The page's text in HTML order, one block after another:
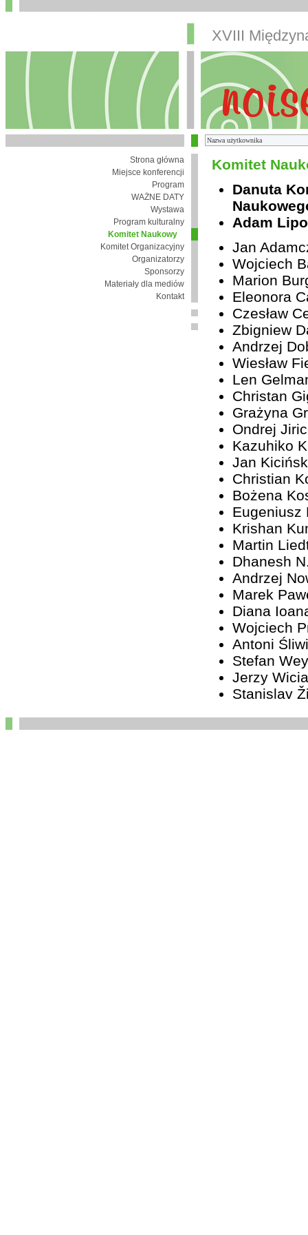
XVIII
Strona główna
Miejsce konferencji
Program
WAŻNE DATY
Wystawa
Program kulturalny
Komitet Naukowy
Komitet Organizacyjny
Organizatorzy
Sponsorzy
Materiały dla mediów
Kontakt
Komitet
Danuta
Adam
Jan
Wojciech
Marion
Eleonora
Czesław
Zbigniew
Andrzej
Wiesław
Len
Christan
Grażyna
Ondrej
Kazuhiko
Jan
Christian
Bożena
Eugeniusz
Krishan
Martin
Dhanesh
Andrzej
Marek
Diana
Wojciech
Antoni
Stefan
Jerzy
Stanislav